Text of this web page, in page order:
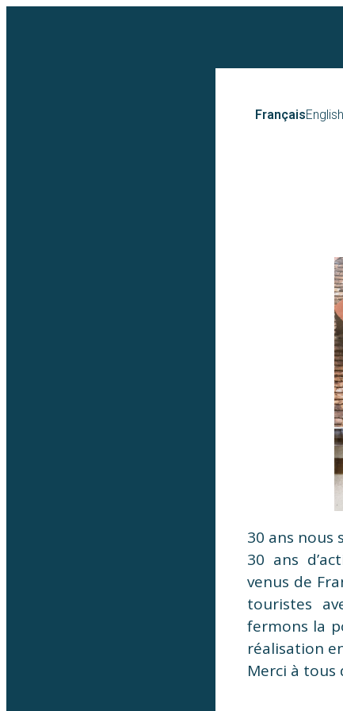
FrançaisEnglish
30 ans nous
30 ans
venus de
touristes
fermons la
réalisation
Merci à tous